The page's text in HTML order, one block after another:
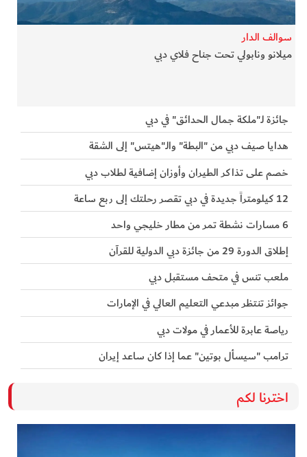
تكنولوجيا
من العالم
سوالف الدار
ميلانو ونابولي تحت جناح فلاي دبي
جائزة لـ"ملكة جمال الحدائق" في دبي
هدايا صيف دبي من "البطة" والـ"هيتس" إلى الشقة
خصم على تذاكر الطيران وأوزان إضافية لطلاب دبي
12 كيلومتراً جديدة في دبي تقصر رحلتك إلى ربع ساعة
6 مسارات نشطة تمر من مطار خليجي واحد
إطلاق الدورة 29 من جائزة دبي الدولية للقرآن
ملعب تنس في متحف مستقبل دبي
جوائز تنتظر مبدعي التعليم العالي في الإمارات
رياصة عابرة للأعمار في مولات دبي
ترامب "سيسأل بوتين" عما إذا كان ساعد إيران
اخترنا لكم